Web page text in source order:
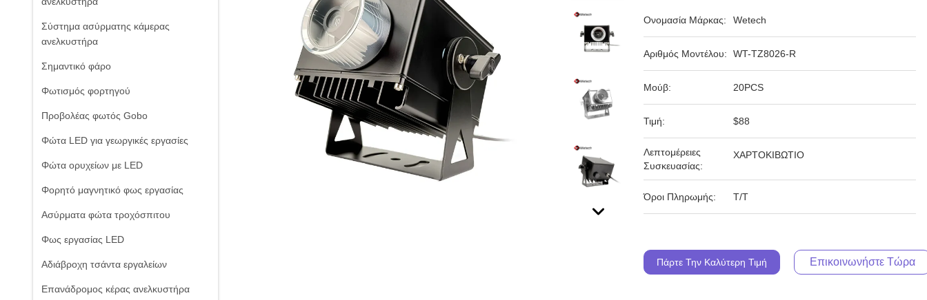
Σύστημα ασύρματης κάμερας
ανελκυστήρα
Σημαντικό φάρο
Φωτισμός φορτηγού
Προβολέας φωτός Gobo
Φώτα LED για γεωργικές εργασίες
Φώτα ορυχείων με LED
Φορητό μαγνητικό φως εργασίας
Ασύρματα φώτα τροχόσπιτου
Φως εργασίας LED
Αδιάβροχη τσάντα εργαλείων
Επανάδρομος κέρας ανελκυστήρα
Ονομασία Μάρκας: Wetech
Αριθμός Μοντέλου: WT-TZ8026-R
Μούβ: 20PCS
Τιμή: $88
Λεπτομέρειες
Συσκευασίας:
ΧΑΡΤΟΚΙΒΩΤΙΟ
Όροι Πληρωμής: Τ/Τ
Πάρτε Την Καλύτερη Τιμή Επικοινωνήστε Τώρα